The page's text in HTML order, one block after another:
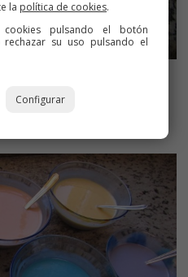
a menos según el color que
la política de cookies.
pulsando el botón
su uso pulsando el
Configurar